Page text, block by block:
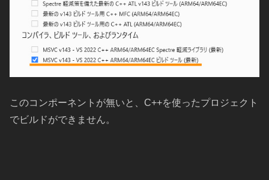
このコンポーネントが無いと、C++を使ったプロジェクト
でビルドができません。